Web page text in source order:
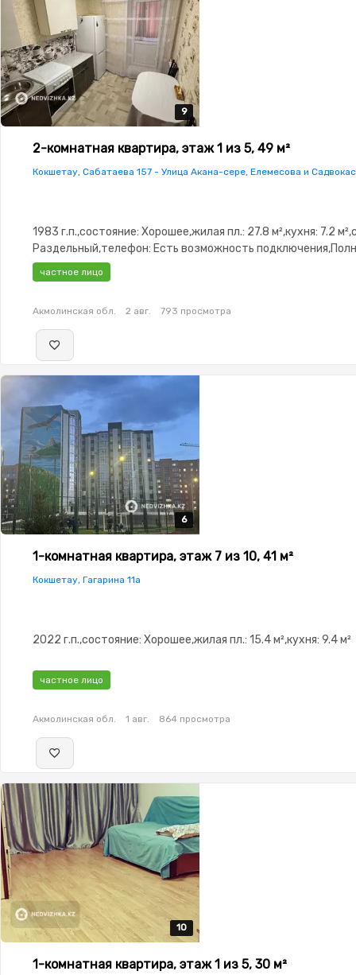
9
9
9
9
9
2-комнатная квартира, этаж 1 из 5, 49 м²
Кокшетау, Сабатаева 157 - Улица Акана-сере, Елемесова и
1983 г.п.,состояние: Хорошее,жилая пл.: 27.8 м²,кухня: 7.2
Раздельный,телефон: Есть возможность
меблирована,Полностью меблирована,паркинг: Рядом
стоянка,Решетки на окнах,Домофон,Пластиковые
кухня,Кладовка,Счётчики,Тихий двор,Удобно под
частное лицо
Акмолинская обл. 2 авг. 793 просмотра
6
6
6
6
6
1-комнатная квартира, этаж 7 из 10, 41 м²
Кокшетау, Гагарина 11а
2022 г.п.,состояние: Хорошее,жилая пл.: 15.4 м²,кухня: 9.4 м²
частное лицо
Акмолинская обл. 1 авг. 864 просмотра
10
10
10
10
10
1-комнатная квартира, этаж 1 из 5, 30 м²